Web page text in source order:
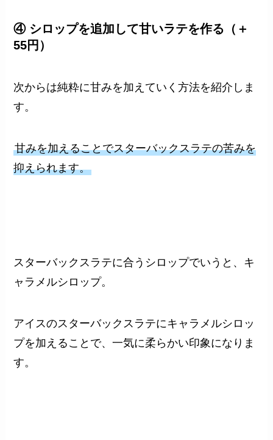
④ シロップを追加して甘いラテを作る（＋
55円）
次からは純粋に甘みを加えていく方法を紹介しま
す。
甘みを加えることでスターバックスラテの苦みを
抑えられます。
スターバックスラテに合うシロップでいうと、キ
ャラメルシロップ。
アイスのスターバックスラテにキャラメルシロッ
プを加えることで、一気に柔らかい印象になりま
す。